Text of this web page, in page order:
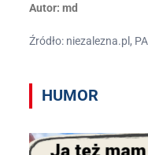
Autor: md
Źródło: niezalezna.pl,
HUMOR